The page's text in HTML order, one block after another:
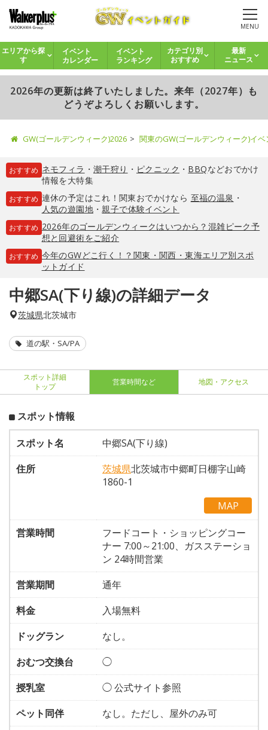
MENU
エリアから探
す
イベント
カレンダー
イベント
ランキング
カテゴリ別
おすすめ
最新
ニュース
2026年の更新は終了いたしました。来年（2027年）も
どうぞよろしくお願いします。
GW(ゴールデンウィーク)2026 関東のGW(ゴールデンウィーク)イ
おすすめ ネモフィラ ・ 潮干狩り ・ ピクニック ・ BBQなどおでかけ
情報を大特集
おすすめ 連休の予定はこれ！関東おでかけなら 至福の温泉 ・
人気の遊園地・親子で体験イベント
おすすめ 2026年のゴールデンウィークはいつから？混雑ピーク予
想と回避術をご紹介
おすすめ 今年のGWどこ行く！？関東・関西・東海エリア別スポ
ットガイド
中郷SA(下り線)の詳細データ
茨城県北茨城市
道の駅・SA/PA
スポット詳細
トップ
営業時間など 地図・アクセス
スポット情報
スポット名
中郷SA(下り線)
住所
茨城県北茨城市中郷町日棚字山崎
1860-1
MAP
営業時間
フードコート・ショッピングコー
ナー 7:00～21:00、ガスステーショ
ン 24時間営業
営業期間
通年
料金
入場無料
ドッグラン
なし。
おむつ交換台
◯
授乳室
◯ 公式サイト参照
ペット同伴
なし。ただし、屋外のみ可